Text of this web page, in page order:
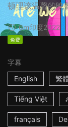
顿理该温馨的
6m印度2022
免费
字幕
English
繁
Tiếng Việt
français